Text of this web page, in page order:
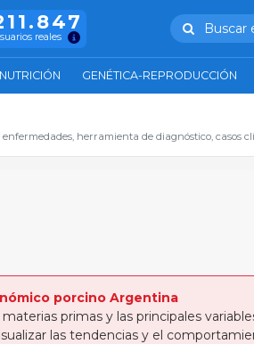
reales
Buscar
NUTRICIÓN GENÉTICA-REPRODUCCIÓN
herramienta de diagnóstico, casos
porcino Argentina
primas y las principales
las tendencias y el